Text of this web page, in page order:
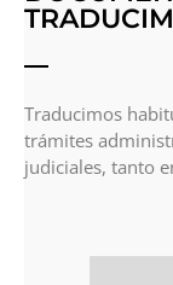
Traducimos
trámites
judiciales, tanto